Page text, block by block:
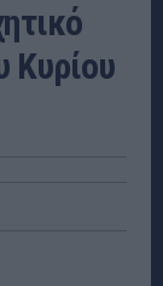
Κυρίου